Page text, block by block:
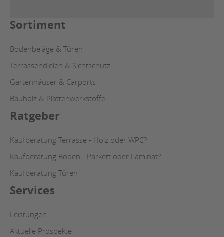
Sortiment
Bodenbeläge & Türen
Terrassendielen & Sichtschutz
Gartenhäuser & Carports
Bauholz & Plattenwerkstoffe
Ratgeber
Kaufberatung Terrasse - Holz oder WPC?
Kaufberatung Böden - Parkett oder Laminat?
Kaufberatung Türen
Services
Leistungen
Aktuelle Prospekte